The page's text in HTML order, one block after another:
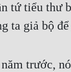
tứ tiểu thư
ta giả bộ
trước,